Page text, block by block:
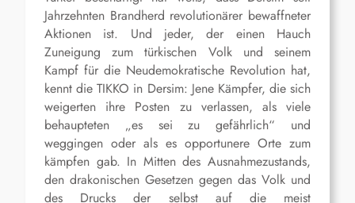
Jahrzehnten Brandherd revolutionärer bewaffneter
Aktionen ist. Und jeder, der einen Hauch
Zuneigung zum türkischen Volk und seinem
Kampf für die Neudemokratische Revolution hat,
kennt die TIKKO in Dersim: Jene Kämpfer, die sich
weigerten ihre Posten zu verlassen, als viele
behaupteten „es sei zu gefährlich“ und
weggingen oder als es opportunere Orte zum
kämpfen gab. In Mitten des Ausnahmezustands,
den drakonischen Gesetzen gegen das Volk und
des Drucks der selbst auf die meist